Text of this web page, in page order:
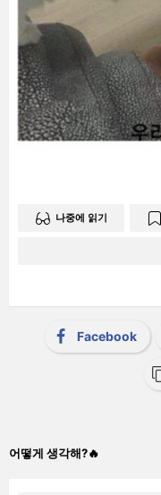
나중에 읽기
Facebook
어떻게 생각해?🔥